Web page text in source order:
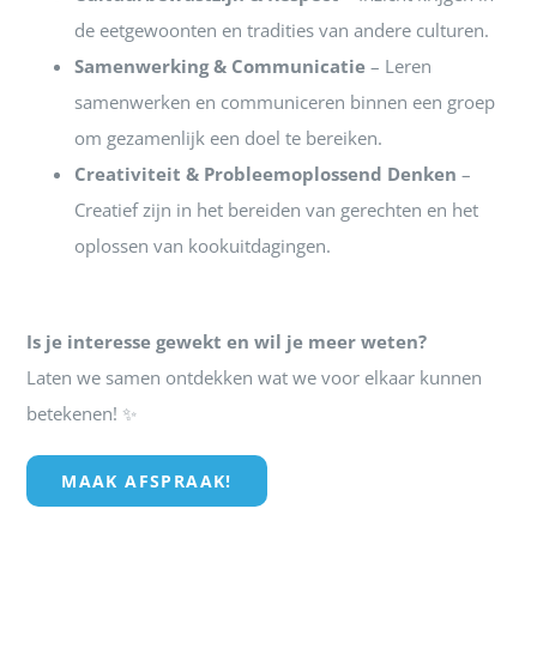
de eetgewoonten en tradities van andere culturen.
Samenwerking & Communicatie – Leren
samenwerken en communiceren binnen een groep
om gezamenlijk een doel te bereiken.
Creativiteit & Probleemoplossend Denken –
Creatief zijn in het bereiden van gerechten en het
oplossen van kookuitdagingen.
Is je interesse gewekt en wil je meer weten?
Laten we samen ontdekken wat we voor elkaar kunnen
betekenen! ✨
MAAK AFSPRAAK!